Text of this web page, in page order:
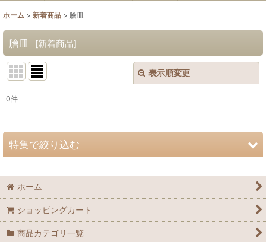
ホーム > 新着商品 > 膾皿
膾皿 [新着商品]
表示順変更
並び順 :
0件
特集で絞り込む
皿
豆皿
ホーム
ショッピングカート
商品カテゴリ一覧